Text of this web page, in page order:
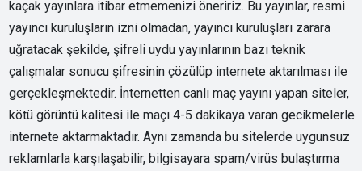
kaçak yayınlara itibar etmemenizi öneririz. Bu yayınlar, resmi
yayıncı kuruluşların izni olmadan, yayıncı kuruluşları zarara
uğratacak şekilde, şifreli uydu yayınlarının bazı teknik
çalışmalar sonucu şifresinin çözülüp internete aktarılması ile
gerçekleşmektedir. İnternetten canlı maç yayını yapan siteler,
kötü görüntü kalitesi ile maçı 4-5 dakikaya varan gecikmelerle
internete aktarmaktadır. Aynı zamanda bu sitelerde uygunsuz
reklamlarla karşılaşabilir, bilgisayara spam/virüs bulaştırma